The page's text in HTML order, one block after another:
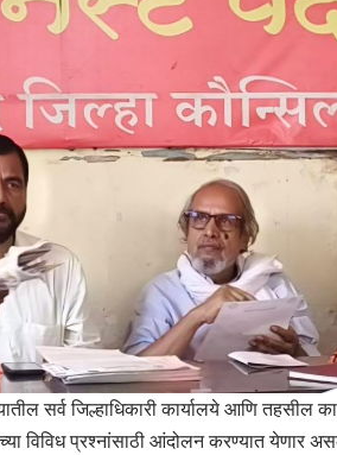
सर्व जिल्हाधिकारी कार्यालये आणि तहसील
विविध प्रश्नांसाठी आंदोलन करण्यात येणार